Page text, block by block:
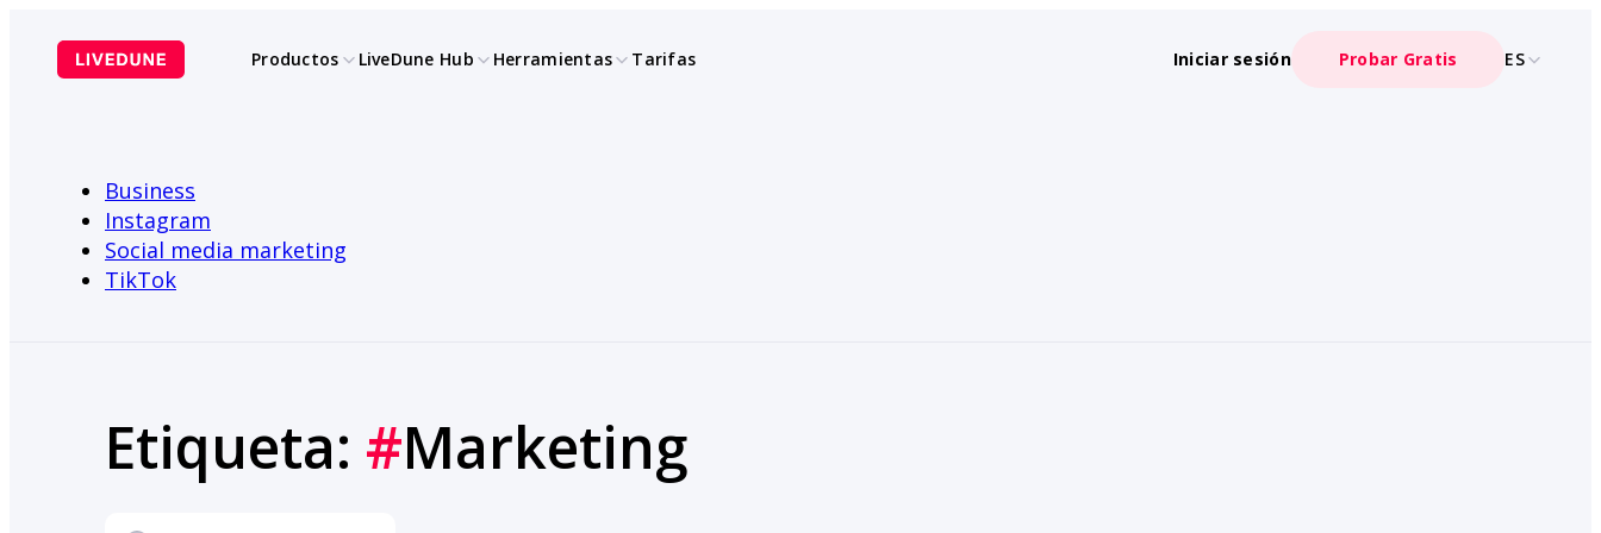
contenido
Productos LiveDune Hub Herramientas Tarifas Iniciar sesión Probar Gratis ES
Business
Instagram
Social media marketing
TikTok
Etiqueta: #Marketing
Buscar